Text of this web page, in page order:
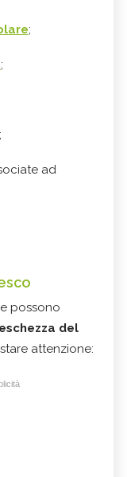
;
;
ad
possono
del
attenzione: